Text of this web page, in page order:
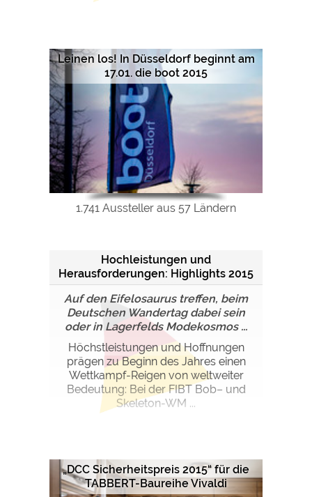
Leinen los! In Düsseldorf beginnt am
17.01. die boot 2015
1.741 Aussteller aus 57 Ländern
Hochleistungen und
Herausforderungen: Highlights 2015
in NRW
Auf den Eifelosaurus treffen, beim
Deutschen Wandertag dabei sein
oder in Lagerfelds Modekosmos ...
Höch­stleis­tun­gen und Hoff­nun­gen
prä­gen zu Beginn des Jahres einen
Wettkampf-Reigen von weltweiter
Bedeu­tung: Bei der FIBT Bob– und
Skeleton-WM ...
„DCC Sicherheitspreis 2015“ für die
TABBERT-Baureihe Vivaldi